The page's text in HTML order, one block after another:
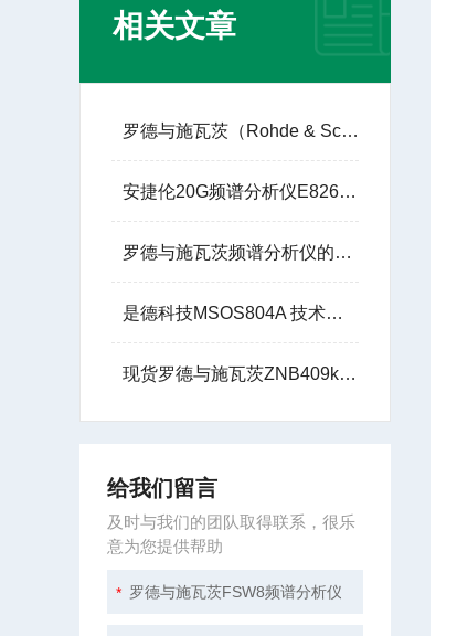
相关文章
罗德与施瓦茨（Rohde & Schwarz）的 R&S®SMW200A
安捷伦20G频谱分析仪E8267C使用手册
罗德与施瓦茨频谱分析仪的实际应用场景有哪些？
是德科技MSOS804A 技术参数
现货罗德与施瓦茨ZNB409kHz到40GHz网络分析仪租赁
给我们留言
及时与我们的团队取得联系，很乐
意为您提供帮助